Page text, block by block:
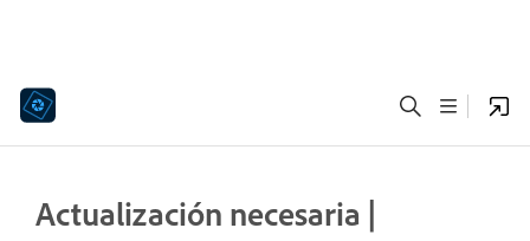
Actualización necesaria |